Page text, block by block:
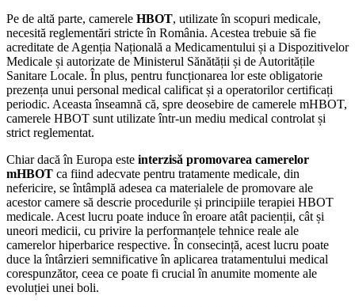
Pe de altă parte, camerele HBOT, utilizate în scopuri medicale,
necesită reglementări stricte în România. Acestea trebuie să fie
acreditate de Agenția Națională a Medicamentului și a Dispozitivelor
Medicale și autorizate de Ministerul Sănătății și de Autoritățile
Sanitare Locale. În plus, pentru funcționarea lor este obligatorie
prezența unui personal medical calificat și a operatorilor certificați
periodic. Aceasta înseamnă că, spre deosebire de camerele mHBOT,
camerele HBOT sunt utilizate într-un mediu medical controlat și
strict reglementat.
Chiar dacă în Europa este interzisă promovarea camerelor
mHBOT ca fiind adecvate pentru tratamente medicale, din
nefericire, se întâmplă adesea ca materialele de promovare ale
acestor camere să descrie procedurile și principiile terapiei HBOT
medicale. Acest lucru poate induce în eroare atât pacienții, cât și
uneori medicii, cu privire la performanțele tehnice reale ale
camerelor hiperbarice respective. În consecință, acest lucru poate
duce la întârzieri semnificative în aplicarea tratamentului medical
corespunzător, ceea ce poate fi crucial în anumite momente ale
evoluției unei boli.